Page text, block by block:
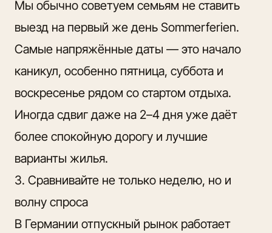
Мы обычно советуем семьям не ставить
выезд на первый же день Sommerferien.
Самые напряжённые даты — это начало
каникул, особенно пятница, суббота и
воскресенье рядом со стартом отдыха.
Иногда сдвиг даже на 2–4 дня уже даёт
более спокойную дорогу и лучшие
варианты жилья.
3. Сравнивайте не только неделю, но и
волну спроса
В Германии отпускный рынок работает